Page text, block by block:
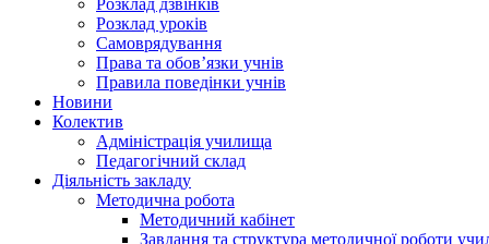
Розклад уроків
Самоврядування
Права та обов’язки учнів
Правила поведінки учнів
Новини
Колектив
Адміністрація училища
Педагогічний склад
Діяльність закладу
Методична робота
Методичний кабінет
Завдання та структура методичної роботи